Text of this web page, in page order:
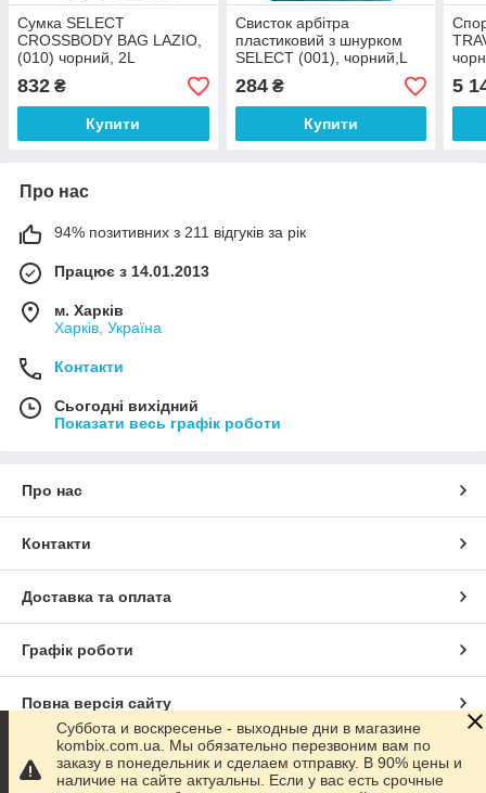
Сумка SELECT
CROSSBODY BAG LAZIO,
(010) чорний, 2L
832 ₴
Купити
Свисток арбітра
пластиковий з шнурком
SELECT (001), чорний,L
284₴
Купити
5
Про нас
94% позитивних з 211 відгуків за рік
Працює з 14.01.2013
м. Харків
Харків, Україна
Контакти
Сьогодні вихідний
Показати весь графік роботи
Про нас
Контакти
Доставка та оплата
Графік роботи
Повна версія сайту
Сайт створено на маркетплейсіProm.ua
Суббота и воскресенье - выходные дни в магазине
kombix.com.ua. Мы обязательно перезвоним вам по
заказу в понедельник и сделаем отправку. В 90% цены и
наличие на сайте актуальны. Если у вас есть срочные